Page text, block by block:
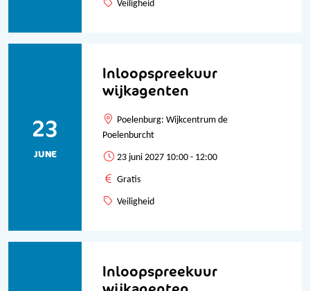
Veiligheid
Inloopspreekuur
wijkagenten
23
JUNE
Poelenburg: Wijkcentrum de
Poelenburcht
23 juni 2027 10:00 - 12:00
Gratis
Veiligheid
Inloopspreekuur